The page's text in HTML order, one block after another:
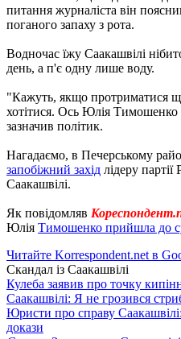
питання журналіста він
поганого запаху з рота.
Водночас їжу Саакашвілі
день, а п'є одну лише воду.
"Кажуть, якщо протриматися
хотітися. Ось Юлія Тимошенко
зазначив політик.
Нагадаємо, в Печерському
запобіжний захід лідеру
Саакашвілі.
Як повідомляв
Юлія Тимошенко прийшла до
Читайте Korrespondent.net в
Скандал із Саакашвілі
Кулеба заявив про точку
Саакашвілі: Я не грозився
Юристи про справу
докази